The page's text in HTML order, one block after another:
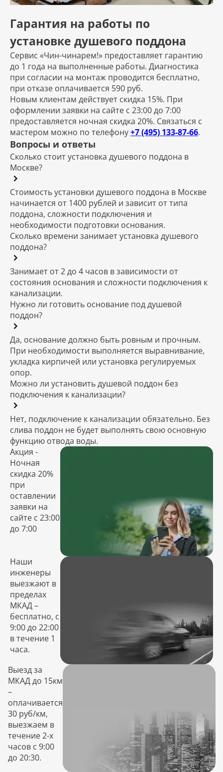
Гарантия на работы по
установке душевого поддона
Сервис «Чин-чинарем!» предоставляет гарантию
до 1 года на выполненные работы. Диагностика
при согласии на монтаж проводится бесплатно,
при отказе оплачивается 590 руб.
Новым клиентам действует скидка 15%. При
оформлении заявки на сайте с 23:00 до 7:00
предоставляется ночная скидка 20%. Связаться с
мастером можно по телефону+7 (495) 133-87-66.
Вопросы и ответы
Сколько стоит установка душевого поддона в
Москве?
Стоимость установки душевого поддона в Москве
начинается от 1400 рублей и зависит от типа
поддона, сложности подключения и
необходимости подготовки основания.
Сколько времени занимает установка душевого
поддона?
Занимает от 2 до 4 часов в зависимости от
состояния основания и сложности подключения к
канализации.
Нужно ли готовить основание под душевой
поддон?
Да, основание должно быть ровным и прочным.
При необходимости выполняется выравнивание,
укладка кирпичей или установка регулируемых
опор.
Можно ли установить душевой поддон без
подключения к канализации?
Нет, подключение к канализации обязательно. Без
слива поддон не будет выполнять свою основную
функцию отвода воды.
Акция -
Ночная
скидка 20%
при
оставлении
заявки на
сайте с 23:00
до 7:00
Наши
инженеры
выезжают в
пределах
МКАД –
бесплатно, с
9:00 до 22:00
в течение 1
часа.
Выезд за
МКАД до 15км
–
оплачивается
30 руб/км,
выезжаем в
течение 2-х
часов с 9:00
до 20:30.